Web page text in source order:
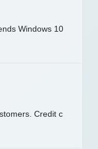
Windows 10
Credit c